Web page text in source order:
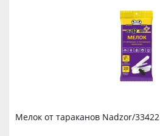
Мелок от тараканов Nadzor/33422